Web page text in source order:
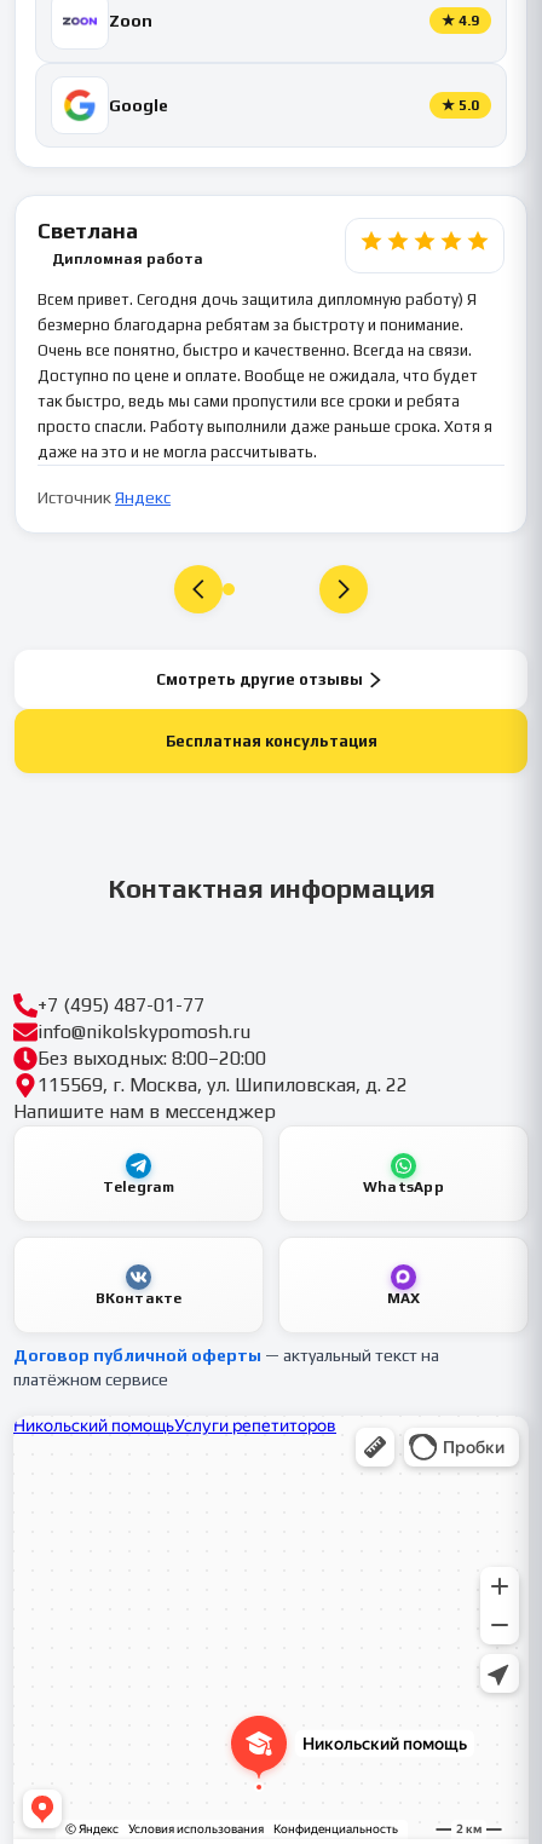
Zoon ★ 4.9
Google ★ 5.0
Светлана
Дипломная работа
Всем привет. Сегодня дочь защитила дипломную работу) Я
безмерно благодарна ребятам за быстроту и понимание.
Очень все понятно, быстро и качественно. Всегда на связи.
Доступно по цене и оплате. Вообще не ожидала, что будет
так быстро, ведь мы сами пропустили все сроки и ребята
просто спасли. Работу выполнили даже раньше срока. Хотя я
даже на это и не могла рассчитывать.
ИсточникЯндекс
Смотреть другие отзывы
Бесплатная консультация
Контактная информация
+7 (495) 487-01-77
info@nikolskypomosh.ru
Без выходных: 8:00–20:00
115569, г. Москва, ул. Шипиловская, д. 22
Напишите нам в мессенджер
Telegram WhatsApp
ВКонтакте MAX
Договор публичной оферты — актуальный текст на
платёжном сервисе